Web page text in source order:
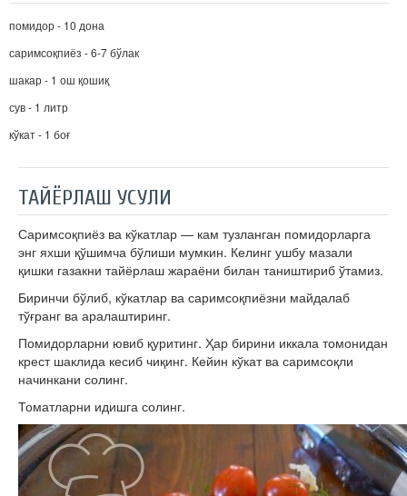
помидор - 10 дона
саримсоқпиёз - 6-7 бўлак
шакар - 1 ош қошиқ
сув - 1 литр
кўкат - 1 боғ
ТАЙЁРЛАШ УСУЛИ
Саримсоқпиёз ва кўкатлар — кам тузланган помидорларга
энг яхши қўшимча бўлиши мумкин. Келинг ушбу мазали
қишки газакни тайёрлаш жараёни билан таништириб ўтамиз.
Биринчи бўлиб, кўкатлар ва саримсоқпиёзни майдалаб
тўғранг ва аралаштиринг.
Помидорларни ювиб қуритинг. Ҳар бирини иккала томонидан
крест шаклида кесиб чиқинг. Кейин кўкат ва саримсоқли
начинкани солинг.
Томатларни идишга солинг.